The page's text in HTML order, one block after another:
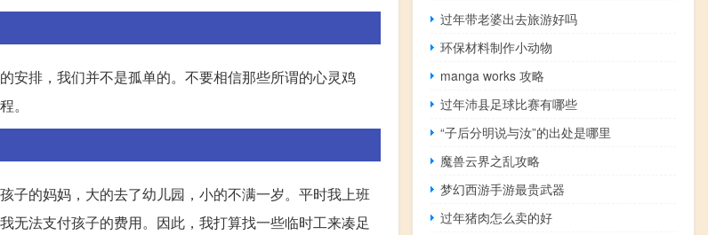
安排，我们并不是孤单的。不要相信那些所谓的心灵鸡
。
子的妈妈，大的去了幼儿园，小的不满一岁。平时我上班
无法支付孩子的费用。因此，我打算找一些临时工来凑足
过年带老婆出去旅游好吗
环保材料制作小动物
manga works 攻略
过年沛县足球比赛有哪些
“子后分明说与汝”的出处是哪里
魔兽云界之乱攻略
梦幻西游手游最贵武器
过年猪肉怎么卖的好